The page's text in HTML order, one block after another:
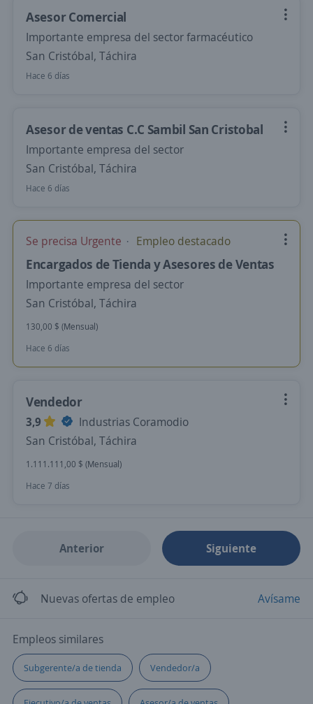
Asesor Comercial
Importante empresa del sector farmacéutico
San Cristóbal, Táchira
Hace 6 días
Asesor de ventas C.C Sambil San Cristobal
Importante empresa del sector
San Cristóbal, Táchira
Hace 6 días
Se precisa Urgente Empleo destacado
Encargados de Tienda y Asesores de Ventas
Importante empresa del sector
San Cristóbal, Táchira
130,00 $ (Mensual)
Hace 6 días
Vendedor
3,9
Industrias Coramodio
San Cristóbal, Táchira
1.111.111,00 $ (Mensual)
Hace 7 días
Anterior Siguiente
Nuevas ofertas de empleo Avísame
Empleos similares
Subgerente/a de tienda Vendedor/a